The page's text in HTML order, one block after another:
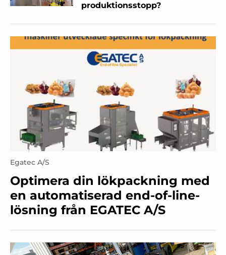
produktionsstopp?
Egatec A/S
Optimera din lökpackning med
en automatiserad end-of-line-
lösning från EGATEC A/S